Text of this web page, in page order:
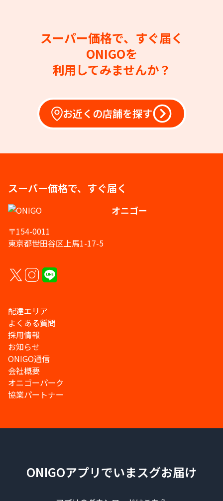
スーパー価格で、すぐ届く
ONIGOを
利用してみませんか？
お近くの店舗を探す
スーパー価格で、すぐ届く
オニゴー
〒154-0011
東京都世田谷区上馬1-17-5
配達エリア
よくある質問
採用情報
お知らせ
ONIGO通信
会社概要
オニゴーパーク
協業パートナー
ONIGOアプリでいまスグお届け